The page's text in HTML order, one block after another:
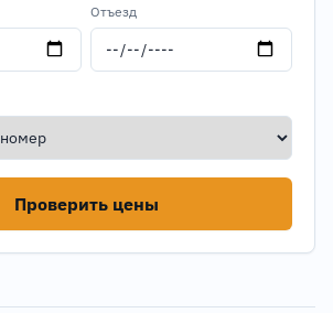
Отъезд
Проверить цены